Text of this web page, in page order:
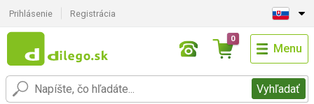
Prihlásenie Registrácia
Vyhľadať
0
Menu